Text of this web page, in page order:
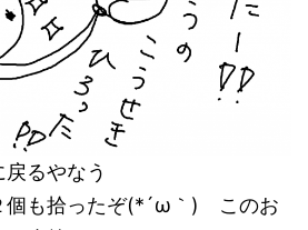
るやなう
個も拾ったぞ(*´ω｀) このお